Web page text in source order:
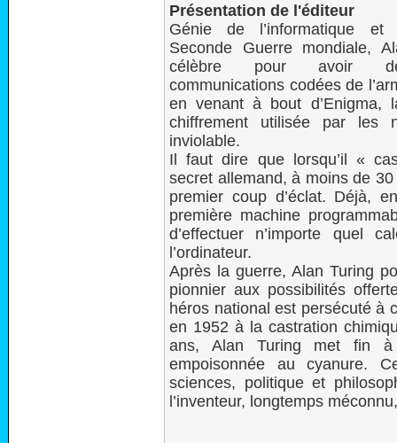
Présentation de l'éditeur
Génie de l’informatique
Seconde Guerre mondiale,
célèbre pour avoir
communications codées de
en venant à bout d’Enigma,
chiffrement utilisée par les
inviolable.
Il faut dire que lorsqu’il «
secret allemand, à moins de
premier coup d’éclat. Déjà,
première machine
d’effectuer n’importe quel
l’ordinateur.
Après la guerre, Alan Turing
pionnier aux possibilités
héros national est persécuté à
en 1952 à la castration
ans, Alan Turing met fin
empoisonnée au cyanure.
sciences, politique et
l’inventeur, longtemps